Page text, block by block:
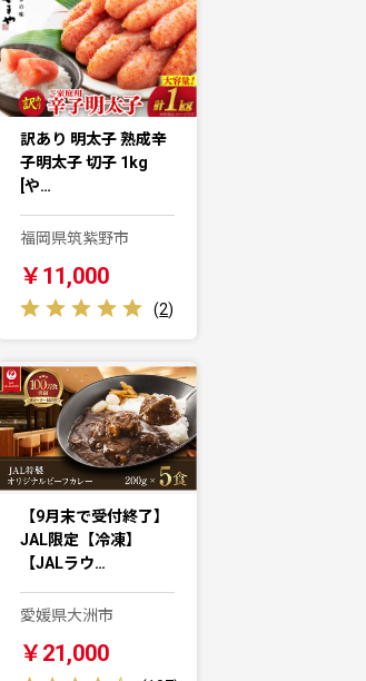
訳あり 明太子 熟成辛
子明太子 切子 1kg
[や…
福岡県筑紫野市
￥11,000
(2)
【9月末で受付終了】
JAL限定【冷凍】
【JALラウ…
愛媛県大洲市
￥21,000